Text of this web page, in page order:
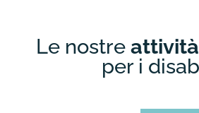
Le nostre attività
per i